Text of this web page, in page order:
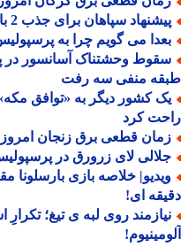
سپاهان برای جذب 2 بازیکن پرسپولیس
می گویم چرا به پرسپولیس
وحشتناک آسانسور در
منفی سه رفت
کشور دیگر به «توافق مکه» می
کرد
قطعی برق زنجان امروز یکشنبه 18 مرداد
لای زرورق در
ای!
روی لبه ی تیغ؛ تکرارِ